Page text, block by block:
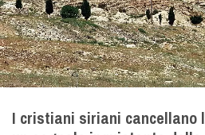
I cristiani siriani